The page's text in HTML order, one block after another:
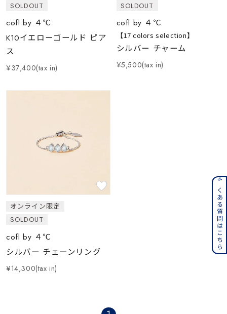
SOLDOUT
cofl by ４℃
K10イエローゴールド ピア
ス
¥37,400(tax in)
SOLDOUT
cofl by ４℃
【17 colors selection】
シルバー チャーム
¥5,500(tax in)
オンライン限定
SOLDOUT
cofl by ４℃
シルバー チェーンリング
¥14,300(tax in)
よくある質問はこちら